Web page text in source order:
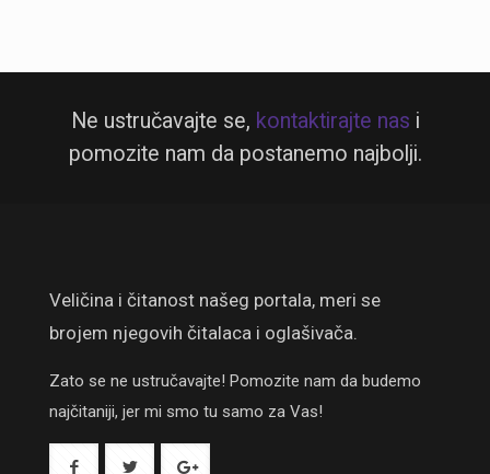
Ne ustručavajte se, kontaktirajte nas i
pomozite nam da postanemo najbolji.
Veličina i čitanost našeg portala, meri se
brojem njegovih čitalaca i oglašivača.
Zato se ne ustručavajte! Pomozite nam da budemo
najčitaniji, jer mi smo tu samo za Vas!